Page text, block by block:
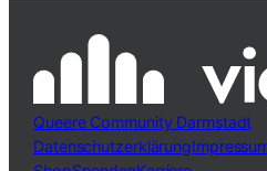
Queere Community Darmstadt
Datenschutzerklärung